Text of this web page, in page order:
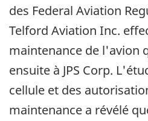
des Federal Aviation
Telford Aviation Inc.
maintenance de l'avion
ensuite à JPS Corp.
cellule et des
maintenance a révélé